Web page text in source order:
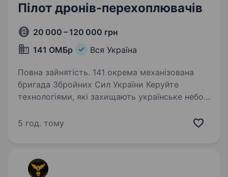
Пілот дронів-перехоплювачів
20 000 – 120 000 грн
141 ОМБр
Вся Україна
Повна зайнятість. 141 окрема механізована
бригада Збройних Сил України Керуйте
технологіями, які захищають українське небо.
професійний оператор дрона здатний знищити
5 год. тому